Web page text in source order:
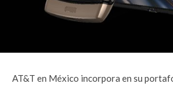
AT&T en México incorpora en su